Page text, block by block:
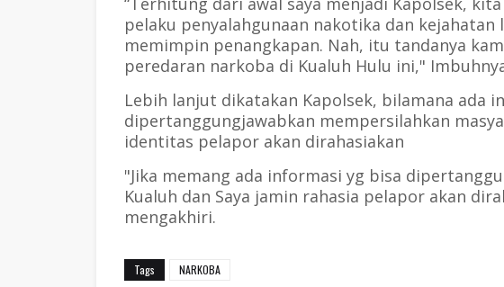
pelaku penyalahgunaan nakotika dan kejahatan
memimpin penangkapan. Nah, itu tandanya
peredaran narkoba di Kualuh Hulu ini,"
Lebih lanjut dikatakan Kapolsek, bilamana ada
dipertanggungjawabkan mempersilahkan
identitas pelapor akan dirahasiakan
"Jika memang ada informasi yg bisa
Kualuh dan Saya jamin rahasia pelapor akan
mengakhiri.
Tags NARKOBA